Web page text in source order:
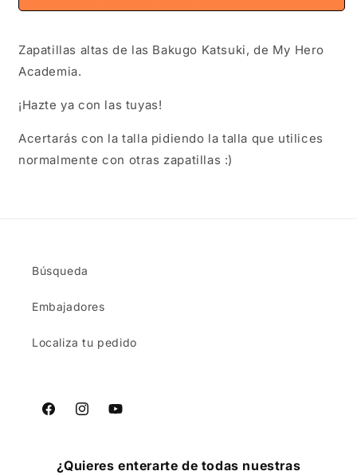
Limitada
Limitada
Zapatillas altas de las Bakugo Katsuki, de My Hero
Academia.
¡Hazte ya con las tuyas!
Acertarás con la talla pidiendo la talla que utilices
normalmente con otras zapatillas :)
Búsqueda
Embajadores
Localiza tu pedido
FacebookInstagramYouTube
¿Quieres enterarte de todas nuestras